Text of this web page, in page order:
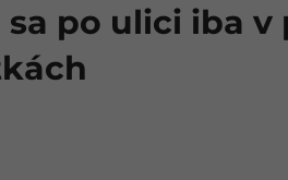
po ulici iba v